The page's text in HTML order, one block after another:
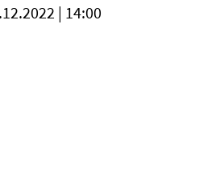
| 14:00